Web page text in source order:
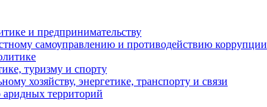
и предпринимательству
самоуправлению и противодействию коррупции
туризму и спорту
хозяйству, энергетике, транспорту и связи
территорий